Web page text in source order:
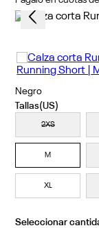
Negro
2XS
M
XL